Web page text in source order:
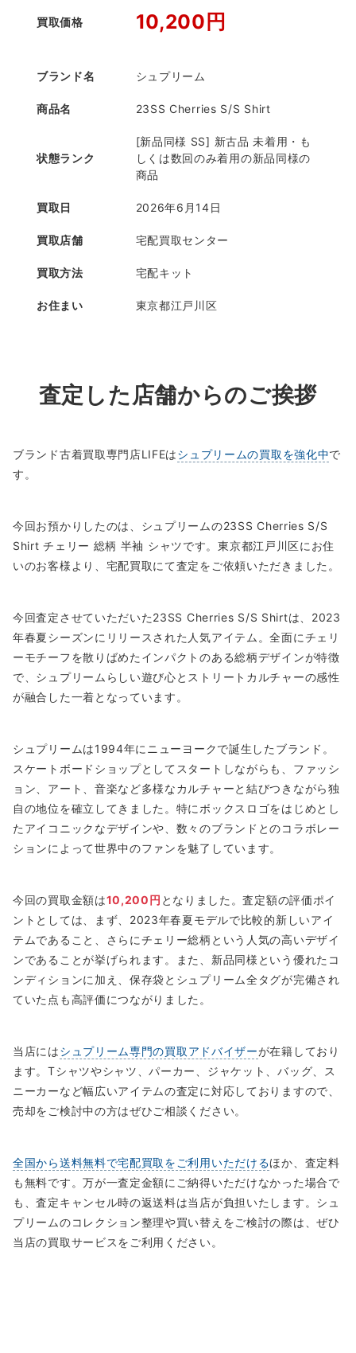
買取価格 10,200円
ブランド名 シュプリーム
商品名 23SS Cherries S/S Shirt
状態ランク
[新品同様 SS] 新古品 未着用・も
しくは数回のみ着用の新品同様の
商品
買取日 2026年6月14日
買取店舗 宅配買取センター
買取方法 宅配キット
お住まい 東京都江戸川区
査定した店舗からのご挨拶
ブランド古着買取専門店LIFEはシュプリームの買取を強化中で
す。
今回お預かりしたのは、シュプリームの23SS Cherries S/S
Shirt チェリー 総柄 半袖 シャツです。東京都江戸川区にお住
いのお客様より、宅配買取にて査定をご依頼いただきました。
今回査定させていただいた23SS Cherries S/S Shirtは、2023
年春夏シーズンにリリースされた人気アイテム。全面にチェリ
ーモチーフを散りばめたインパクトのある総柄デザインが特徴
で、シュプリームらしい遊び心とストリートカルチャーの感性
が融合した一着となっています。
シュプリームは1994年にニューヨークで誕生したブランド。
スケートボードショップとしてスタートしながらも、ファッシ
ョン、アート、音楽など多様なカルチャーと結びつきながら独
自の地位を確立してきました。特にボックスロゴをはじめとし
たアイコニックなデザインや、数々のブランドとのコラボレー
ションによって世界中のファンを魅了しています。
今回の買取金額は10,200円 となりました。査定額の評価ポイ
ントとしては、まず、2023年春夏モデルで比較的新しいアイ
テムであること、さらにチェリー総柄という人気の高いデザイ
ンであることが挙げられます。また、新品同様という優れたコ
ンディションに加え、保存袋とシュプリーム全タグが完備され
ていた点も高評価につながりました。
当店にはシュプリーム専門の買取アドバイザーが在籍しており
ます。Tシャツやシャツ、パーカー、ジャケット、バッグ、ス
ニーカーなど幅広いアイテムの査定に対応しておりますので、
売却をご検討中の方はぜひご相談ください。
全国から送料無料で宅配買取をご利用いただけるほか、査定料
も無料です。万が一査定金額にご納得いただけなかった場合で
も、査定キャンセル時の返送料は当店が負担いたします。シュ
プリームのコレクション整理や買い替えをご検討の際は、ぜひ
当店の買取サービスをご利用ください。